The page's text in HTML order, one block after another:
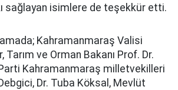
sağlayan isimlere de teşekkür etti.
Kahramanmaraş Valisi
Tarım ve Orman Bakanı Prof. Dr.
Kahramanmaraş milletvekilleri
Dr. Tuba Köksal, Mevlüt